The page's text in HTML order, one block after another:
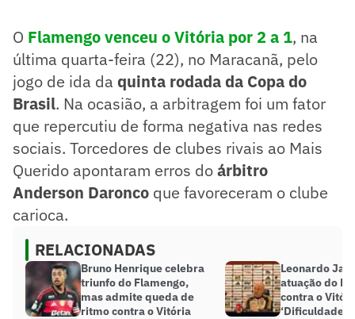
O Flamengo venceu o Vitória por 2 a 1, na
última quarta-feira (22), no Maracanã, pelo
jogo de ida da quinta rodada da Copa do
Brasil. Na ocasião, a arbitragem foi um fator
que repercutiu de forma negativa nas redes
sociais. Torcedores de clubes rivais ao Mais
Querido apontaram erros doárbitro
Anderson Daronco que favoreceram o clube
carioca.
RELACIONADAS
Bruno Henrique celebra
triunfo do Flamengo,
mas admite queda de
ritmo contra o Vitória
Leonardo
atuação do
contra o
‘Dificuldades’